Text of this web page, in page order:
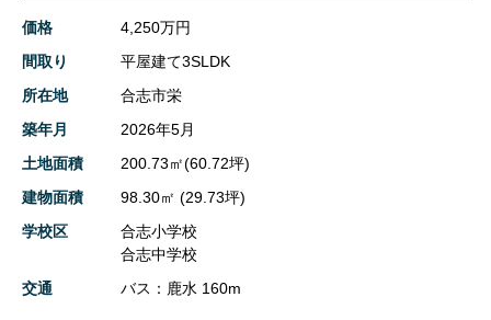
価格
4,250万円
間取り
平屋建て3SLDK
所在地
合志市栄
築年月
2026年5月
土地面積
200.73㎡(60.72坪)
建物面積
98.30㎡ (29.73坪)
学校区
合志小学校
合志中学校
交通
バス：鹿水 160m